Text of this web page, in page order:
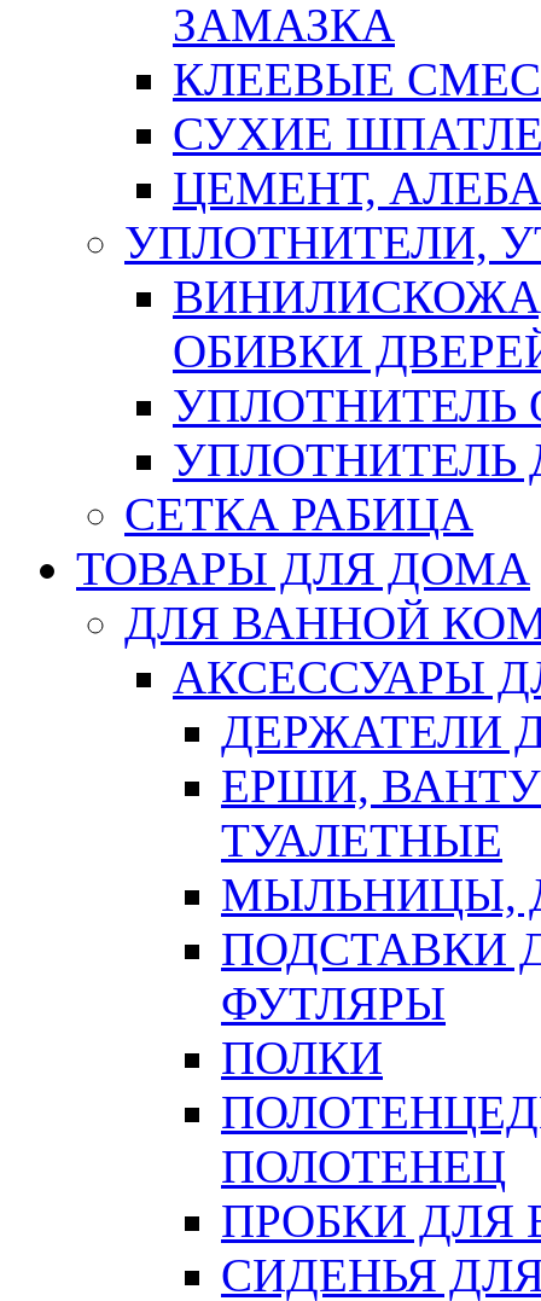
ЗАМАЗКА
КЛЕЕВЫЕ
СУХИЕ
ЦЕМЕНТ,
УПЛОТНИТЕЛИ,
ОБИВКИ
УПЛОТНИТЕЛЬ
СЕТКА РАБИЦА
ТОВАРЫ ДЛЯ ДОМА
ДЛЯ ВАННОЙ
АКСЕССУАРЫ
ДЕРЖАТЕЛИ
ЕРШИ,
ТУАЛЕТНЫЕ
МЫЛЬНИЦЫ,
ПОДСТАВКИ
ФУТЛЯРЫ
ПОЛКИ
ПОЛОТЕНЕЦ
ПРОБКИ ДЛЯ
СИДЕНЬЯ